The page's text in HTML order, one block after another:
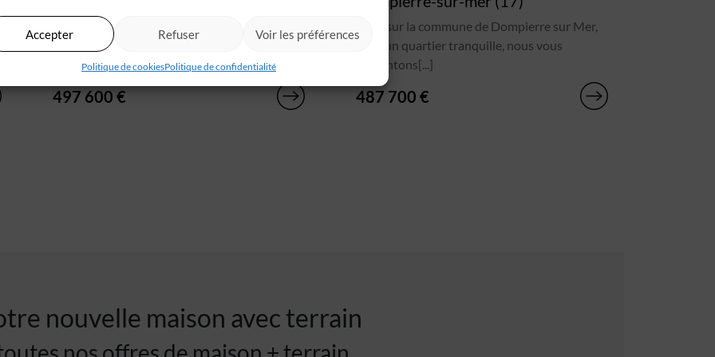
Accepter Refuser Voir les préférences
Politique de cookiesPolitique de confidentialité
Situé aux portes de La Rochelle, sur la
commune de LAGORD, nous vous présentons
497 600 €
Situé sur la commune de Dompierre sur Mer,
dans un quartier tranquille, nous vous
présentons[...]
487 700 €
nouvelle maison avec terrain